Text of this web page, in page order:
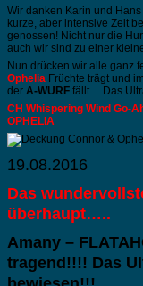
Wir danken Karin und
kurze, aber intensive Zeit
genossen! Nicht nur die
auch wir sind zu einer
Nun drücken wir alle ganz
Ophelia Früchte trägt und im
der A-WURF fällt… Das
CH Whispering Wind Go-
OPHELIA
19.08.2016
Das
überhaupt…..
Amany –
tragend!!!! Das